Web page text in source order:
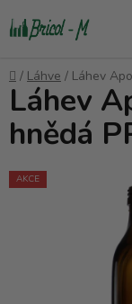
na
Domů
/ Láhve / Láhev
Láhev
hnědá
AKCE